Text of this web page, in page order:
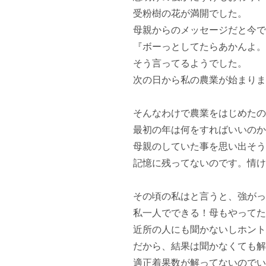
受粉樹の花が満開でした。
母親からのメッセージだと今
『ボーっとしてたらあかんよ
そう言ってるようでした。
次の日から私の農業が始まり
そんなわけで農業をはじめた
最初の年は何をすればいいの
母親のしていた事を思い出そ
記憶に残ってないのです。情
その頃の私はと言うと、強が
私一人でできる！母もやって
近所の人にも聞かないしホン
だから、結果は聞かなくても
適正着果数が解ってないので